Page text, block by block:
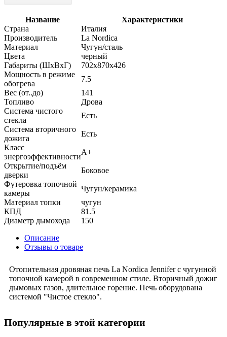
Название
Характеристики
Страна
Италия
Производитель
La Nordica
Материал
Чугун/сталь
Цвета
черный
Габариты (ШхВхГ)
702x870x426
Мощность в режиме
обогрева
7.5
Вес (от..до)
141
Топливо
Дрова
Система чистого
стекла
Есть
Система вторичного
дожига
Есть
Класс
энергоэффективности
А+
Открытие/подъём
дверки
Боковое
Футеровка топочной
камеры
Чугун/керамика
Материал топки
чугун
КПД
81.5
Диаметр дымохода
150
Описание
Отзывы о товаре
Отопительная дровяная печь La Nordica Jennifer с чугунной
топочной камерой в современном стиле. Вторичный дожиг
дымовых газов, длительное горение. Печь оборудована
системой "Чистое стекло".
Популярные в этой категории